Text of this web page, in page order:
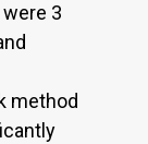
3
method